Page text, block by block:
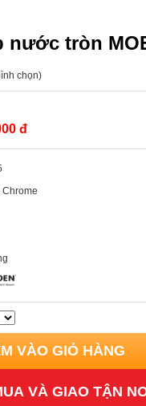
nước tròn
chọn)
đ
VÀO GIỎ HÀNG
VÀ GIAO TẬN